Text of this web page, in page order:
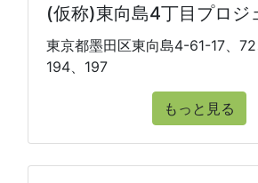
(仮称)東向島4丁目プロジ
東京都墨田区東向島4-61-17、72
194、197
もっと見る